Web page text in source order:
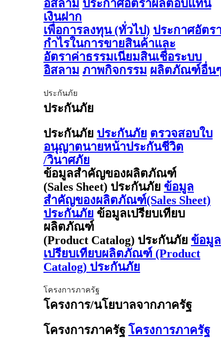
อิสลาม ประกาศอัตราผลตอบแทน
เงินฝาก
เพื่อการลงทุน (ทั่วไป) ประกาศอัตร
กำไรในการขายสินค้าและ
อัตราค่าธรรมเนียมสินเชื่อระบบ
อิสลาม ภาพกิจกรรม ผลิตภัณฑ์อื่น
ประกันภัย
ประกันภัย
ประกันภัย ประกันภัย ตรวจสอบใบ
อนุญาตนายหน้าประกันชีวิต
/วินาศภัย
ข้อมูลสำคัญของผลิตภัณฑ์
(Sales Sheet) ประกันภัย ข้อมูล
สำคัญของผลิตภัณฑ์(Sales Sheet)
ประกันภัย ข้อมูลเปรียบเทียบ
ผลิตภัณฑ์
(Product Catalog) ประกันภัย ข้อมูล
เปรียบเทียบผลิตภัณฑ์ (Product
Catalog) ประกันภัย
โครงการภาครัฐ
โครงการ/นโยบาลจากภาครัฐ
โครงการภาครัฐ โครงการภาครัฐ